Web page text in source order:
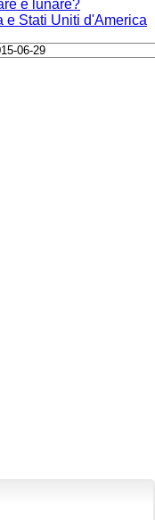
e lunare?
e Stati Uniti d'America
06-29